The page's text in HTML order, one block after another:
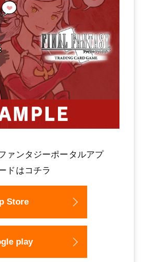
ァンタジーポータルアプ
ドはコチラ
Store
play